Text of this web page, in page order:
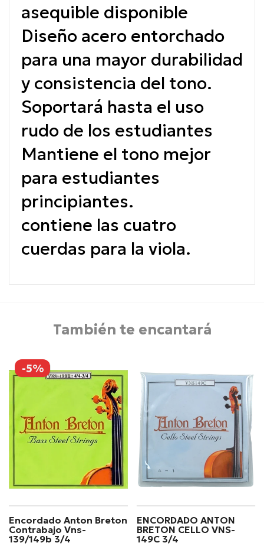
asequible disponible
Diseño acero entorchado
para una mayor durabilidad
y consistencia del tono.
Soportará hasta el uso
rudo de los estudiantes
Mantiene el tono mejor
para estudiantes
principiantes.
contiene las cuatro
cuerdas para la viola.
También te encantará
-5%
Encordado Anton Breton
Contrabajo Vns-
139/149b 3/4
ENCORDADO ANTON
BRETON CELLO VNS-
149C 3/4